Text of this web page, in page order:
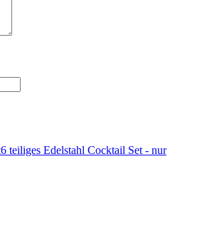
6 teiliges Edelstahl Cocktail Set - nur